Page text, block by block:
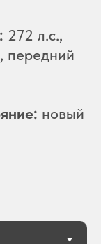
272 л.с.,
передний
новый